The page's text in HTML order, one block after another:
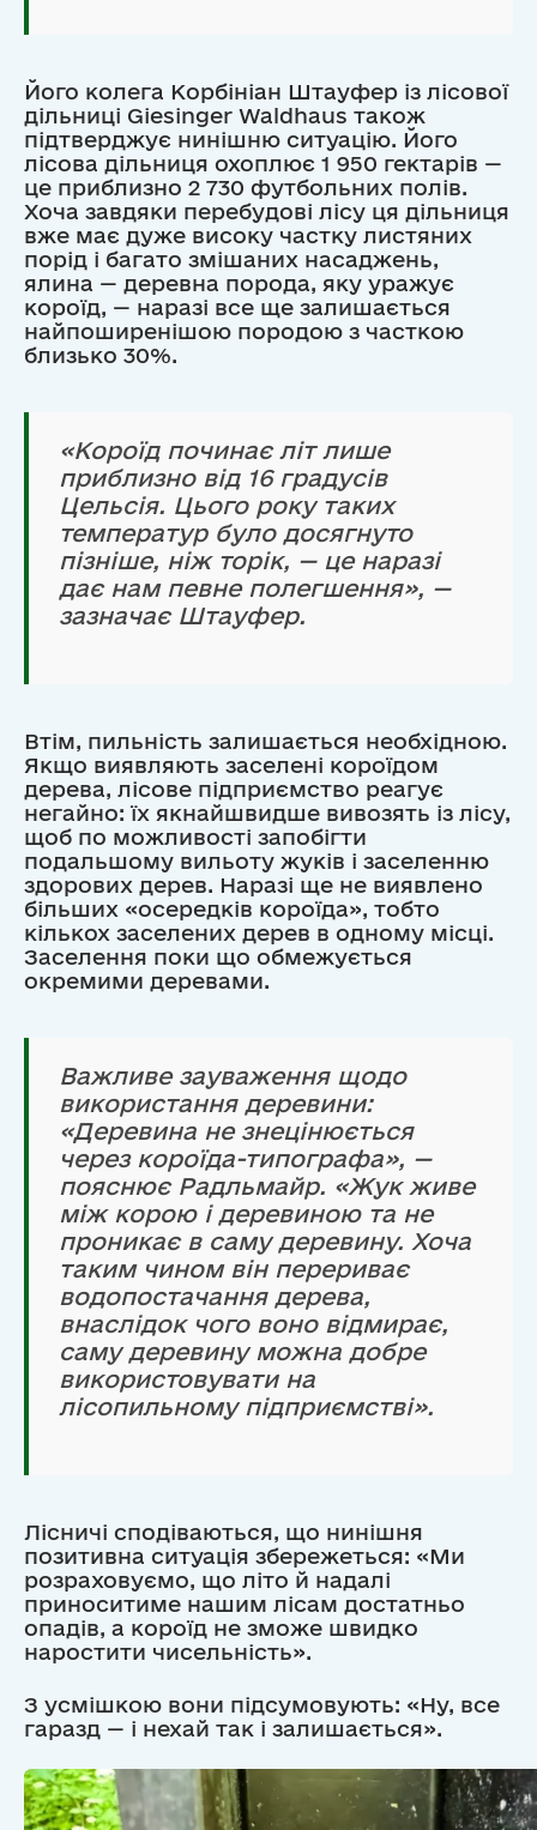
Його колега Корбініан Штауфер із лісової
дільниці Giesinger Waldhaus також
підтверджує нинішню ситуацію. Його
лісова дільниця охоплює 1 950 гектарів —
це приблизно 2 730 футбольних полів.
Хоча завдяки перебудові лісу ця дільниця
вже має дуже високу частку листяних
порід і багато змішаних насаджень,
ялина — деревна порода, яку уражує
короїд, — наразі все ще залишається
найпоширенішою породою з часткою
близько 30%.
«Короїд починає літ лише
приблизно від 16 градусів
Цельсія. Цього року таких
температур було досягнуто
пізніше, ніж торік, — це наразі
дає нам певне полегшення», —
зазначає Штауфер.
Втім, пильність залишається необхідною.
Якщо виявляють заселені короїдом
дерева, лісове підприємство реагує
негайно: їх якнайшвидше вивозять із лісу,
щоб по можливості запобігти
подальшому вильоту жуків і заселенню
здорових дерев. Наразі ще не виявлено
більших «осередків короїда», тобто
кількох заселених дерев в одному місці.
Заселення поки що обмежується
окремими деревами.
Важливе зауваження щодо
використання деревини:
«Деревина не знецінюється
через короїда-типографа», —
пояснює Радльмайр. «Жук живе
між корою і деревиною та не
проникає в саму деревину. Хоча
таким чином він перериває
водопостачання дерева,
внаслідок чого воно відмирає,
саму деревину можна добре
використовувати на
лісопильному підприємстві».
Лісничі сподіваються, що нинішня
позитивна ситуація збережеться: «Ми
розраховуємо, що літо й надалі
приноситиме нашим лісам достатньо
опадів, а короїд не зможе швидко
наростити чисельність».
З усмішкою вони підсумовують: «Ну, все
гаразд — і нехай так і залишається».